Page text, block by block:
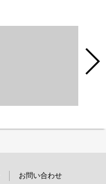
お問い合わせ